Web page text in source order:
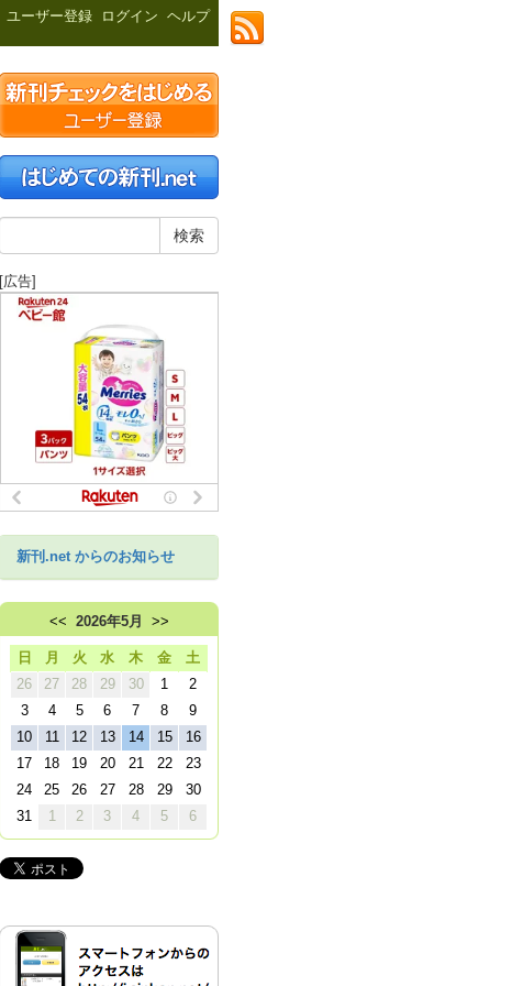
ユーザー登録 ログイン ヘルプ
[広告]
新刊.net からのお知らせ
<< 2026年5月 >>
日 月 火 水 木 金
土
26
27 28 29 30 1
2
3
4 5 6 7 8
9
10
11 12 13 14 15
16
17
18 19 20 21 22
23
24
25 26 27 28 29
30
31
1 2 3 4 5 6